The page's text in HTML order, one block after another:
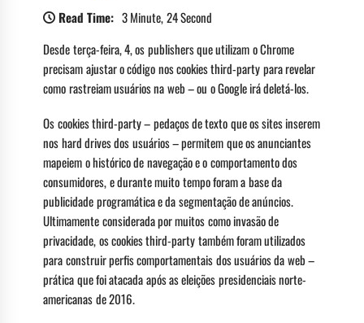
Read Time: 3 Minute, 24 Second
Desde terça-feira, 4, os publishers que utilizam o Chrome
precisam ajustar o código nos cookies third-party para revelar
como rastreiam usuários na web – ou o Google irá deletá-los.
Os cookies third-party – pedaços de texto que os sites inserem
nos hard drives dos usuários – permitem que os anunciantes
mapeiem o histórico de navegação e o comportamento dos
consumidores, e durante muito tempo foram a base da
publicidade programática e da segmentação de anúncios.
Ultimamente considerada por muitos como invasão de
privacidade, os cookies third-party também foram utilizados
para construir perfis comportamentais dos usuários da web –
prática que foi atacada após as eleições presidenciais norte-
americanas de 2016.